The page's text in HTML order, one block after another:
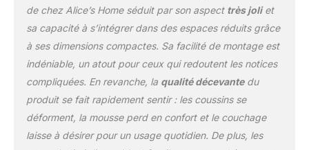
de chez Alice’s Home séduit par son aspect très joliet
sa capacité à s’intégrer dans des espaces réduits grâce
à ses dimensions compactes. Sa facilité de montage est
indéniable, un atout pour ceux qui redoutent les notices
compliquées. En revanche, la qualité décevantedu
produit se fait rapidement sentir : les coussins se
déforment, la mousse perd en confort et le couchage
laisse à désirer pour un usage quotidien. De plus, les